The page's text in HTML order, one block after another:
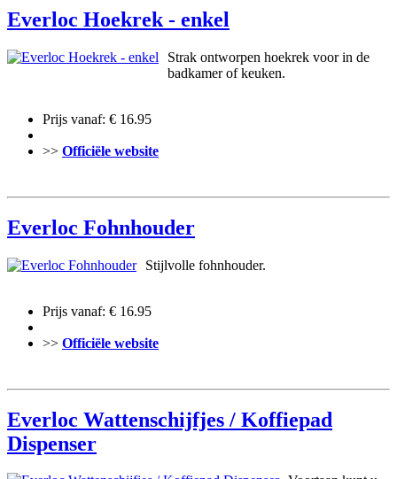
Everloc Hoekrek - enkel
Strak ontworpen hoekrek voor in de
badkamer of keuken.
Prijs vanaf: € 16.95
>> Officiële website
Everloc Fohnhouder
Stijlvolle fohnhouder.
Prijs vanaf: € 16.95
>> Officiële website
Everloc Wattenschijfjes / Koffiepad
Dispenser